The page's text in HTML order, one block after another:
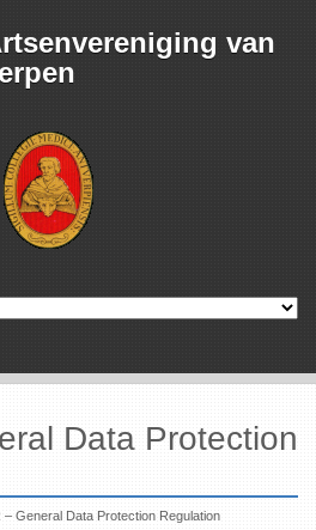
van
Data Protection
– General Data Protection Regulation